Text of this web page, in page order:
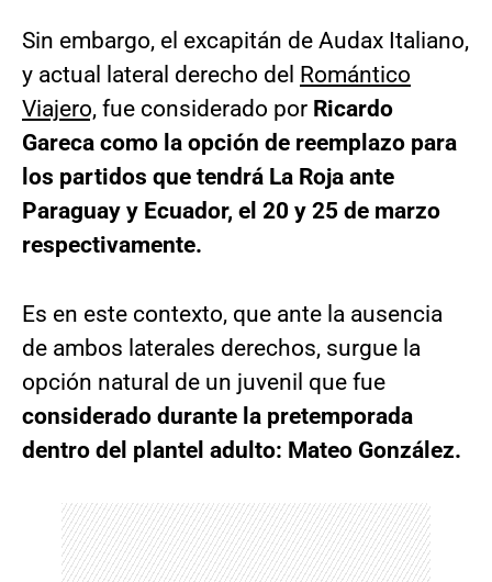
Sin embargo, el excapitán de Audax Italiano,
y actual lateral derecho del Romántico
Viajero, fue considerado por Ricardo
Gareca como la opción de reemplazo para
los partidos que tendrá La Roja ante
Paraguay y Ecuador, el 20 y 25 de marzo
respectivamente.
Es en este contexto, que ante la ausencia
de ambos laterales derechos, surgue la
opción natural de un juvenil que fue
considerado durante la pretemporada
dentro del plantel adulto: Mateo González.